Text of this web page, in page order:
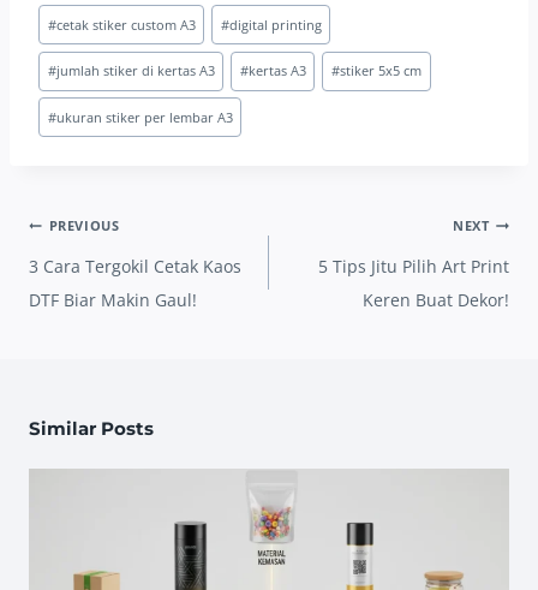
Post
Tags:
#cetak stiker custom A3 #digital printing
#jumlah stiker di kertas A3 #kertas A3 #stiker 5x5 cm
#ukuran stiker per lembar A3
PostPREVIOUS
3 Cara Tergokil Cetak Kaos
DTF Biar Makin Gaul!
NEXT
5 Tips Jitu Pilih Art Print
Keren Buat Dekor!
Similar Posts